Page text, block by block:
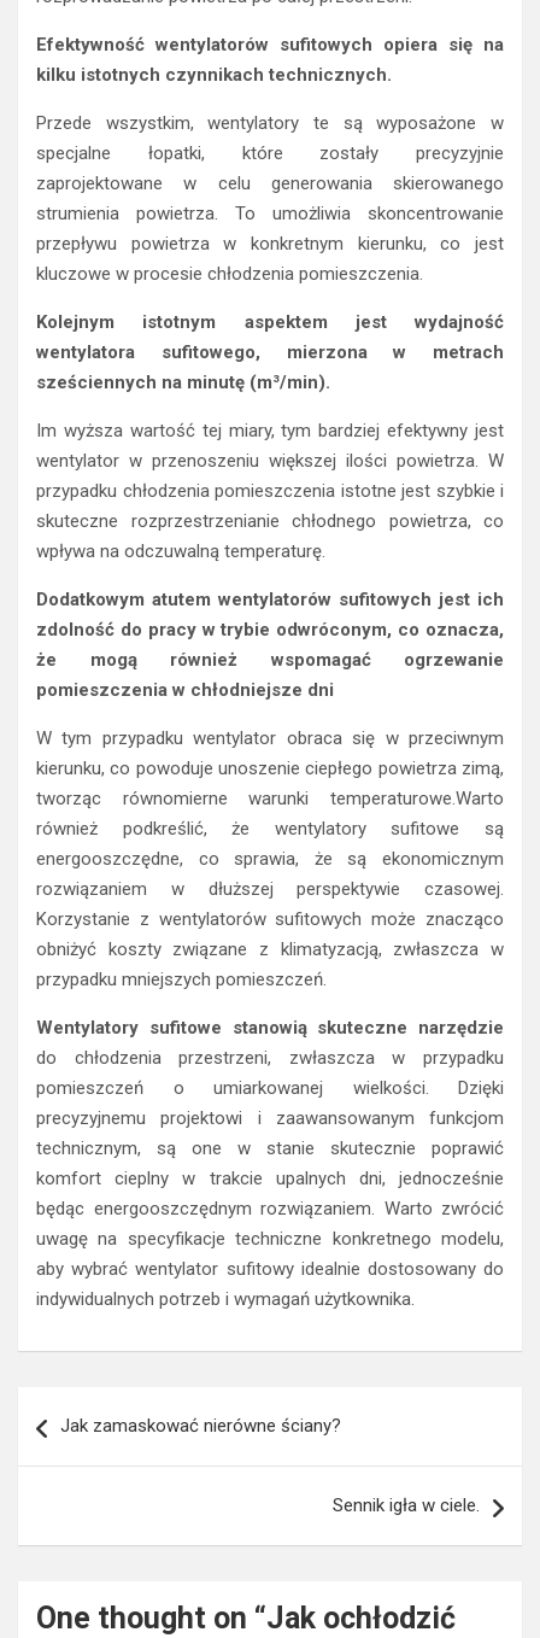
Efektywność wentylatorów sufitowych opiera się na
kilku istotnych czynnikach technicznych.
Przede wszystkim, wentylatory te są wyposażone w
specjalne łopatki, które zostały precyzyjnie
zaprojektowane w celu generowania skierowanego
strumienia powietrza. To umożliwia skoncentrowanie
przepływu powietrza w konkretnym kierunku, co jest
kluczowe w procesie chłodzenia pomieszczenia.
Kolejnym istotnym aspektem jest wydajność
wentylatora sufitowego, mierzona w metrach
sześciennych na minutę (m³/min).
Im wyższa wartość tej miary, tym bardziej efektywny jest
wentylator w przenoszeniu większej ilości powietrza. W
przypadku chłodzenia pomieszczenia istotne jest szybkie i
skuteczne rozprzestrzenianie chłodnego powietrza, co
wpływa na odczuwalną temperaturę.
Dodatkowym atutem wentylatorów sufitowych jest ich
zdolność do pracy w trybie odwróconym, co oznacza,
że mogą również wspomagać ogrzewanie
pomieszczenia w chłodniejsze dni
W tym przypadku wentylator obraca się w przeciwnym
kierunku, co powoduje unoszenie ciepłego powietrza zimą,
tworząc równomierne warunki temperaturowe.Warto
również podkreślić, że wentylatory sufitowe są
energooszczędne, co sprawia, że są ekonomicznym
rozwiązaniem w dłuższej perspektywie czasowej.
Korzystanie z wentylatorów sufitowych może znacząco
obniżyć koszty związane z klimatyzacją, zwłaszcza w
przypadku mniejszych pomieszczeń.
Wentylatory sufitowe stanowią skuteczne narzędzie
do chłodzenia przestrzeni, zwłaszcza w przypadku
pomieszczeń o umiarkowanej wielkości. Dzięki
precyzyjnemu projektowi i zaawansowanym funkcjom
technicznym, są one w stanie skutecznie poprawić
komfort cieplny w trakcie upalnych dni, jednocześnie
będąc energooszczędnym rozwiązaniem. Warto zwrócić
uwagę na specyfikacje techniczne konkretnego modelu,
aby wybrać wentylator sufitowy idealnie dostosowany do
indywidualnych potrzeb i wymagań użytkownika.
wpisu
Jak zamaskować nierówne ściany?
Sennik igła w ciele.
One thought on “Jak ochłodzić